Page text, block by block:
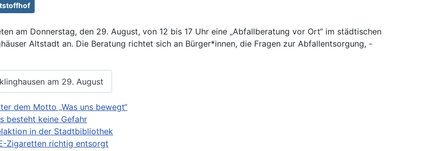
am Donnerstag, den 29. August, von 12 bis 17 Uhr eine „Abfallberatung vor Ort“ im städtischen
Altstadt an. Die Beratung richtet sich an Bürger*innen, die Fragen zur Abfallentsorgung, -
am 29. August
dem Motto „Was uns bewegt“
besteht keine Gefahr
in der Stadtbibliothek
Zigaretten richtig entsorgt